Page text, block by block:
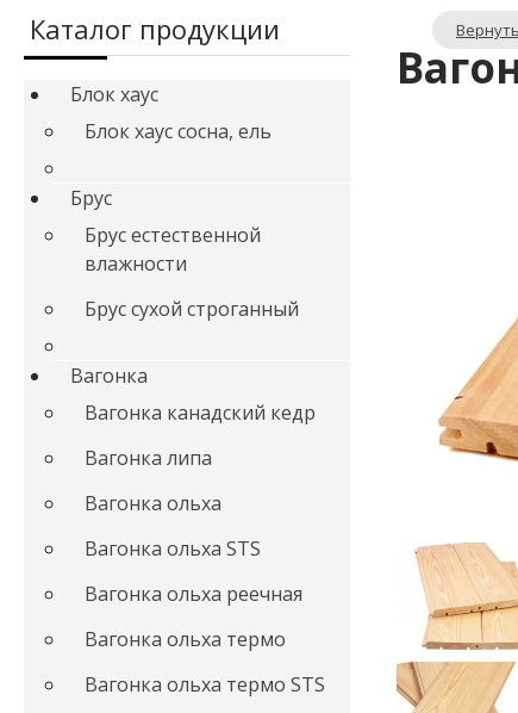
Каталог продукции
Блок хаус
Блок хаус сосна, ель
Брус
Брус естественной
влажности
Брус сухой строганный
Вагонка
Вагонка канадский кедр
Вагонка липа
Вагонка ольха
Вагонка ольха STS
Вагонка ольха реечная
Вагонка ольха термо
Вагонка ольха термо STS